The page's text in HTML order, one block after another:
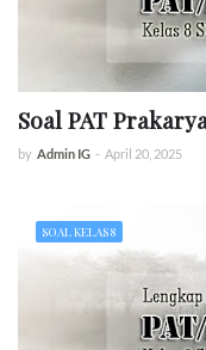
Soal PAT
by Admin IG - April 20, 2025
SOAL KELAS 8